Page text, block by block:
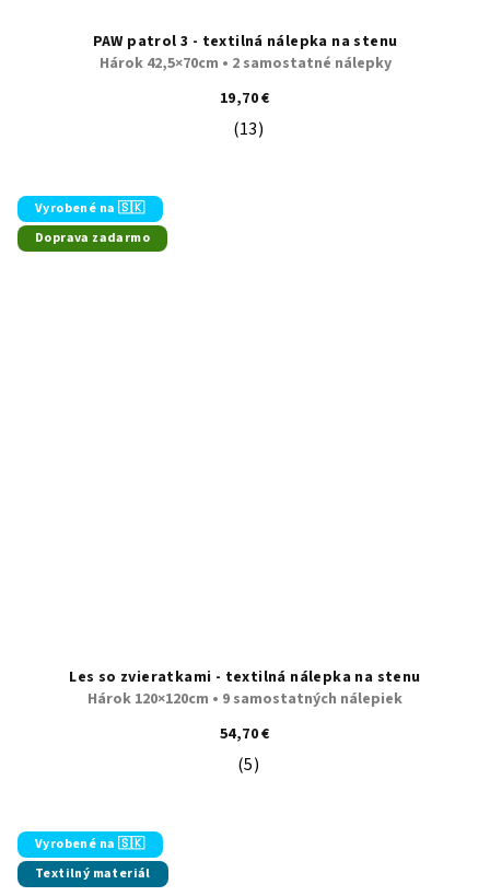
PAW patrol 3 - textilná nálepka na stenu
Hárok 42,5×70cm • 2 samostatné nálepky
19,70 €
Priemerné hodnotenie produktu
(13)
Vyrobené na 🇸🇰
Doprava zadarmo
Les so zvieratkami - textilná nálepka na stenu
Hárok 120×120cm • 9 samostatných nálepiek
54,70 €
Priemerné hodnotenie produktu
(5)
Vyrobené na 🇸🇰
Textilný materiál